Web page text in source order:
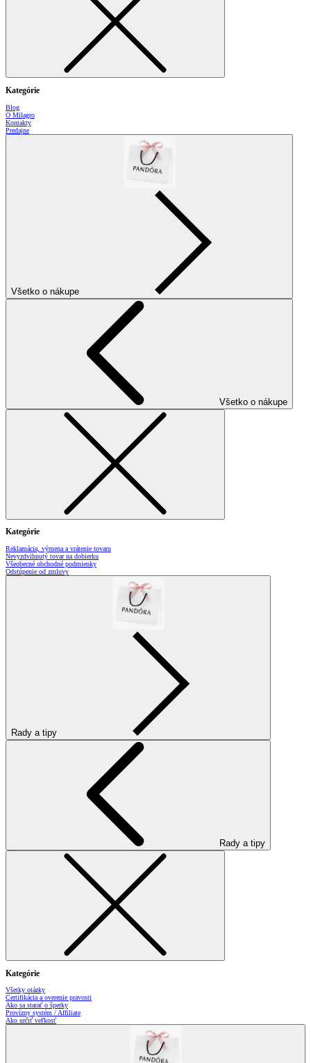
Kategórie
Blog
O Milagro
Kontakty
Predajne
Všetko o nákupe
Všetko o nákupe
Kategórie
Reklamácia, výmena a vrátenie tovaru
Nevyzdvihnutý tovar na dobierku
Všeobecné obchodné podmienky
Odstúpenie od zmluvy
Rady a tipy
Rady a tipy
Kategórie
Všetky otázky
Certifikácia a overenie pravosti
Ako sa starať o šperky
Provízny systém / Affiliate
Ako určiť veľkosť